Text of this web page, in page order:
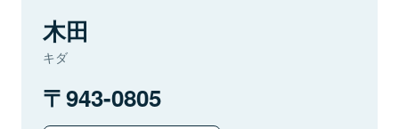
木田
キダ
943-0805